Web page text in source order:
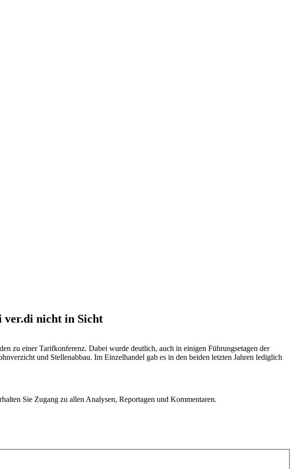
ver.di nicht in Sicht
zu einer Tarifkonferenz. Dabei wurde deutlich, auch in einigen Führungsetagen der
und Stellenabbau. Im Einzelhandel gab es in den beiden letzten Jahren lediglich
Sie Zugang zu allen Analysen, Reportagen und Kommentaren.